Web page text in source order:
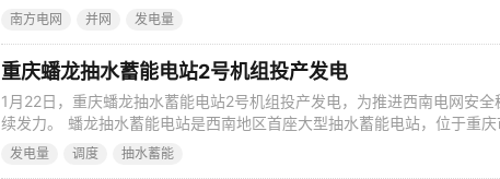
蓄能电站的31台机组启动超过3万次，较2022年增长13.81%，发电量
南方电网 并网 发电量
重庆蟠龙抽水蓄能电站2号机组投产发电
1月22日，重庆蟠龙抽水蓄能电站2号机组投产发电，为推进西南电网安
续发力。 蟠龙抽水蓄能电站是西南地区首座大型抽水蓄能电站，位于重
资71.18亿元，安装4台单机容量30万千瓦的可逆式水泵水轮发电机组，总
发电量 调度 抽水蓄能